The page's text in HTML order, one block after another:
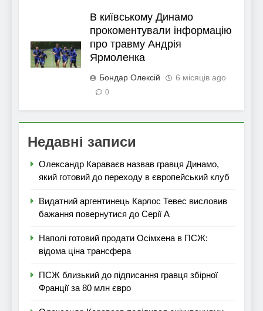
В київському Динамо
прокоментували інформацію
про травму Андрія
Ярмоленка
Бондар Олексій 6 місяців ago
0
Недавні записи
Олександр Караваєв назвав гравця Динамо,
який готовий до переходу в європейський клуб
Видатний аргентинець Карлос Тевес висловив
бажання повернутися до Серії А
Наполі готовий продати Осімхена в ПСЖ:
відома ціна трансфера
ПСЖ близький до підписання гравця збірної
Франції за 80 млн євро